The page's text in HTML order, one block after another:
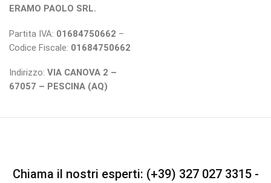
ERAMO PAOLO SRL.
Partita IVA: 01684750662 –
Codice Fiscale: 01684750662
Indirizzo: VIA CANOVA 2 –
67057 – PESCINA (AQ)
Chiama il nostri esperti: (+39) 327 027 3315 -